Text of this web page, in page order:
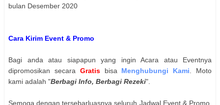
bulan Desember 2020
Cara Kirim Event & Promo
Bagi anda atau siapapun yang ingin Acara atau Eventnya
dipromosikan secara Gratisbisa Menghubungi Kami. Moto
kami adalah "Berbagi Info, Berbagi Rezeki".
Semoga dengan tersebarluasnya seluruh Jadwal Event & Promo,